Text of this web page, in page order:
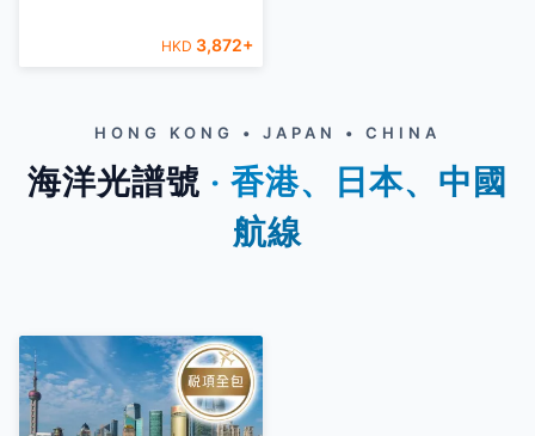
HKD 3,872+
HONG KONG • JAPAN • CHINA
海洋光譜號 ‧ 香港、日本、中國
航線